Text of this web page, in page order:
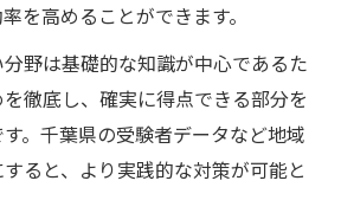
を高めることができます。
野は基礎的な知識が中心であるた
徹底し、確実に得点できる部分を
。千葉県の受験者データなど地域
ると、より実践的な対策が可能と